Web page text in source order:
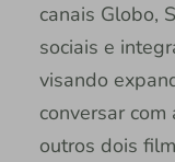
canais Globo,
sociais e
visando
conversar
outros dois